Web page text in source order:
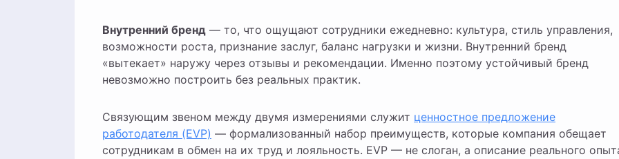
Внутренний бренд — то, что ощущают сотрудники ежедневно: культура, стиль управления,
возможности роста, признание заслуг, баланс нагрузки и жизни. Внутренний бренд
«вытекает» наружу через отзывы и рекомендации. Именно поэтому устойчивый бренд
невозможно построить без реальных практик.
Связующим звеном между двумя измерениями служит ценностное предложение
работодателя (EVP) — формализованный набор преимуществ, которые компания обещает
сотрудникам в обмен на их труд и лояльность. EVP — не слоган, а описание реального